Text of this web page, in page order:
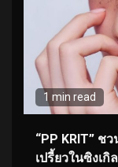
1 min read
“PP KRIT”
เปรี้ยวในซิงเกิ